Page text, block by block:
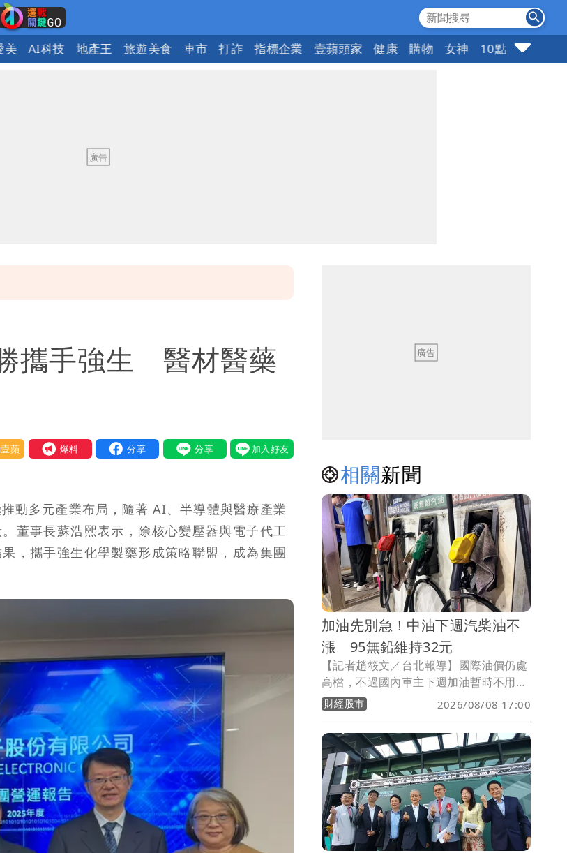
美 AI科技 地產王 旅遊美食 車市 打詐 指標企業 壹蘋頭家 健康 購物 女神 10點強打
同事眼前顏面盡失
攜手強生 醫材醫藥
蘋 我要爆料
動多元產業布局，隨著 AI、半導體與醫療產業
董事長蘇浩熙表示，除核心變壓器與電子代工
，攜手強生化學製藥形成策略聯盟，成為集團
相關新聞
加油先別急！中油下週汽柴油不
漲 95無鉛維持32元
【記者趙筱文／台北報導】國際油價仍處
高檔，不過國內車主下週加油暫時不用多
掏錢！台灣中油今（8）日宣布，自下週
一（10日）凌晨零時起至8月16日晚上12
時止，汽、柴油價格全面維持不調整，92
無鉛汽油每公升30.5元、95無鉛汽油32.0
元、98無鉛汽油34.0元，超級柴油則為
29.3元。
財經股市 2026/08/08 17:00